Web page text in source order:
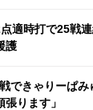
適時打で25戦
護
できゃりーぱみ
ります」